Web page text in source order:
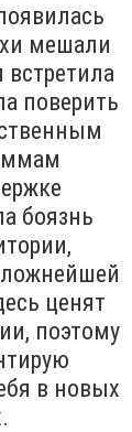
мешали
встретила
поверить
боязнь
ценят
поэтому
в новых